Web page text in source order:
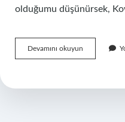
olduğumu düşünürsek,
Devamını okuyun
burcu
nasıl